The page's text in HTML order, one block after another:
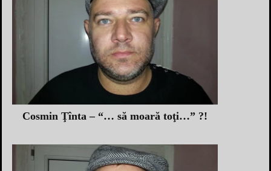
Cosmin Ţînta – “… să moară toţi…” ?!